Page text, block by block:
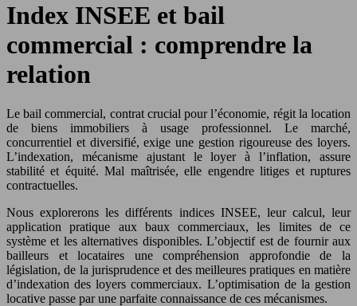
Index INSEE et bail
commercial : comprendre la
relation
Le bail commercial, contrat crucial pour l’économie, régit la location
de biens immobiliers à usage professionnel. Le marché,
concurrentiel et diversifié, exige une gestion rigoureuse des loyers.
L’indexation, mécanisme ajustant le loyer à l’inflation, assure
stabilité et équité. Mal maîtrisée, elle engendre litiges et ruptures
contractuelles.
Nous explorerons les différents indices INSEE, leur calcul, leur
application pratique aux baux commerciaux, les limites de ce
système et les alternatives disponibles. L’objectif est de fournir aux
bailleurs et locataires une compréhension approfondie de la
législation, de la jurisprudence et des meilleures pratiques en matière
d’indexation des loyers commerciaux. L’optimisation de la gestion
locative passe par une parfaite connaissance de ces mécanismes.